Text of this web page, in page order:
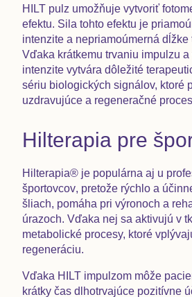
HILT pulz umožňuje vytvoriť
efektu. Sila tohto efektu je
intenzite a nepriamoúmerná dĺžke
Vďaka krátkemu trvaniu impulzu
intenzite vytvára dôležité
sériu biologických signálov, ktoré
uzdravujúce a regeneračné
Hilterapia pre
Hilterapia® je populárna aj u
športovcov, pretože rýchlo a
šliach, pomáha pri výronoch a
úrazoch. Vďaka nej sa aktivujú v
metabolické procesy, ktoré
regeneráciu.
Vďaka HILT impulzom môže
krátky čas dlhotrvajúce pozitívne